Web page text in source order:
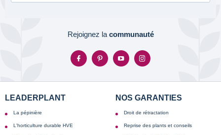
Rejoignez la communauté
LEADERPLANT
La pépinière
L'horticulture durable HVE
NOS GARANTIES
Droit de rétractation
Reprise des plants et conseils